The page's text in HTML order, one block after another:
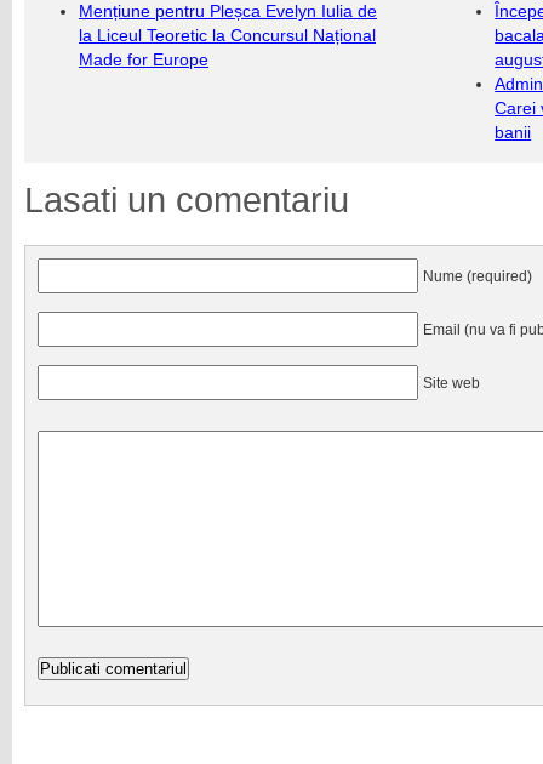
Mențiune pentru Pleșca Evelyn Iulia de
la Liceul Teoretic la Concursul Național
Made for Europe
Carei
banii
Lasati un comentariu
Nume (required)
Email (nu va fi
Site web